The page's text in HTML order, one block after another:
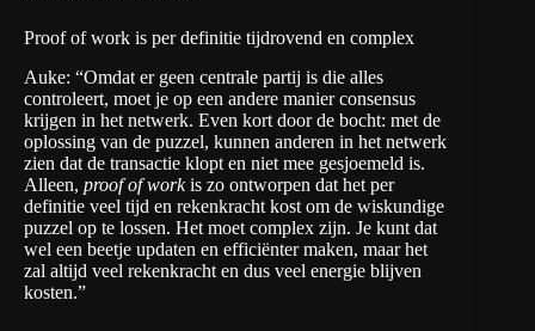
Proof of work is per definitie tijdrovend en complex
Auke: “Omdat er geen centrale partij is die alles
controleert, moet je op een andere manier consensus
krijgen in het netwerk. Even kort door de bocht: met de
oplossing van de puzzel, kunnen anderen in het netwerk
zien dat de transactie klopt en niet mee gesjoemeld is.
Alleen, proof of workis zo ontworpen dat het per
definitie veel tijd en rekenkracht kost om de wiskundige
puzzel op te lossen. Het moet complex zijn. Je kunt dat
wel een beetje updaten en efficiënter maken, maar het
zal altijd veel rekenkracht en dus veel energie blijven
kosten.”